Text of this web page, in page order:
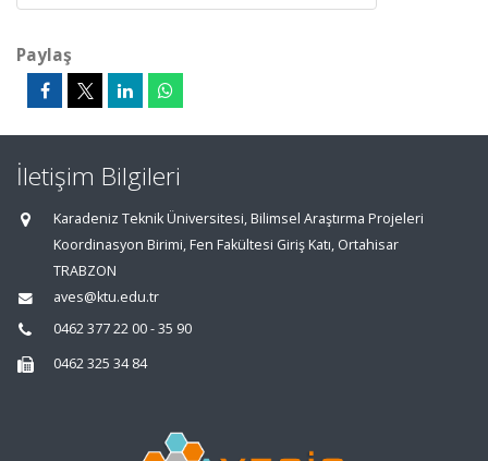
Paylaş
İletişim Bilgileri
Karadeniz Teknik Üniversitesi, Bilimsel Araştırma Projeleri
Koordinasyon Birimi, Fen Fakültesi Giriş Katı, Ortahisar
TRABZON
aves@ktu.edu.tr
0462 377 22 00 - 35 90
0462 325 34 84